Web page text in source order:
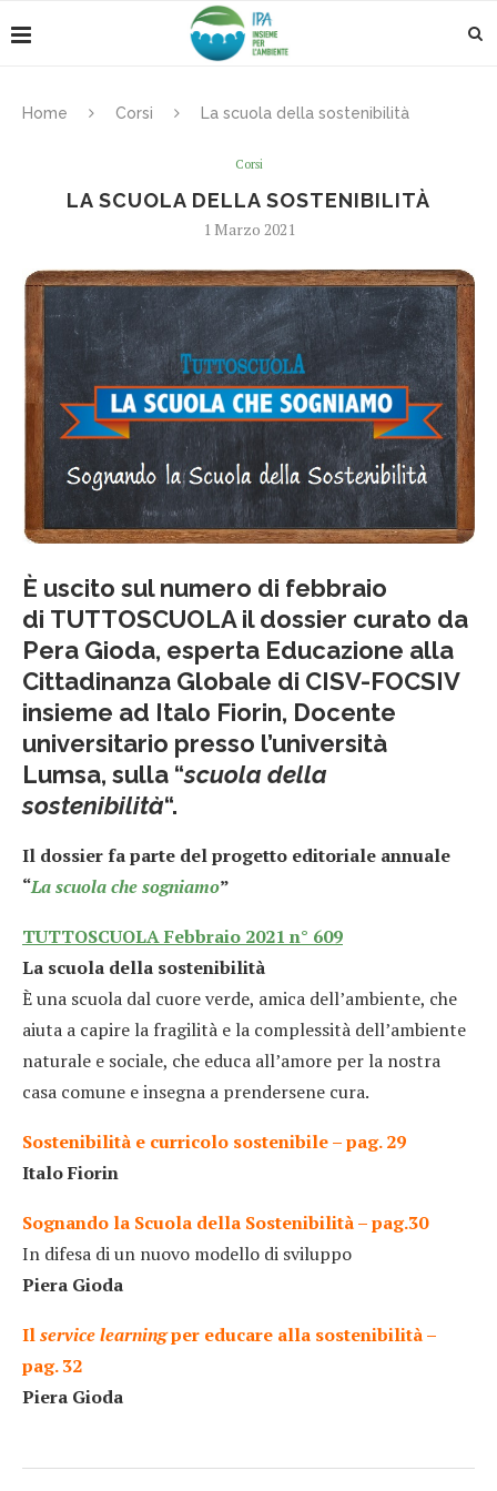
Home Corsi La scuola della sostenibilità
Corsi
LA SCUOLA DELLA SOSTENIBILITÀ
1 Marzo 2021
È uscito sul numero di febbraio
di TUTTOSCUOLA il dossier curato da
Pera Gioda, esperta Educazione alla
Cittadinanza Globale di CISV-FOCSIV
insieme ad Italo Fiorin, Docente
universitario presso l’università
Lumsa, sulla “scuola della
sostenibilità“.
Il dossier fa parte del progetto editoriale annuale
“La scuola che sogniamo”
TUTTOSCUOLA Febbraio 2021 n° 609
La scuola della sostenibilità
È una scuola dal cuore verde, amica dell’ambiente, che
aiuta a capire la fragilità e la complessità dell’ambiente
naturale e sociale, che educa all’amore per la nostra
casa comune e insegna a prendersene cura.
Sostenibilità e curricolo sostenibile – pag. 29
Italo Fiorin
Sognando la Scuola della Sostenibilità – pag.30
In difesa di un nuovo modello di sviluppo
Piera Gioda
Ilservice learningper educare alla sostenibilità –
pag. 32
Piera Gioda